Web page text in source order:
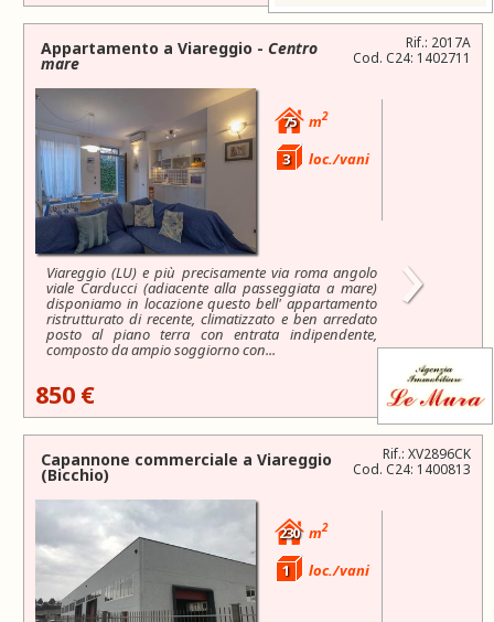
Rif.: 2017A
Cod. C24: 1402711
Appartamento a Viareggio - Centro
mare
75 m2
3 loc./vani
Viareggio (LU) e più precisamente via roma angolo
viale Carducci (adiacente alla passeggiata a mare)
disponiamo in locazione questo bell' appartamento
ristrutturato di recente, climatizzato e ben arredato
posto al piano terra con entrata indipendente,
composto da ampio soggiorno con...
›
850 €
Rif.: XV2896CK
Cod. C24: 1400813
Capannone commerciale a Viareggio
(Bicchio)
230 m2
1 loc./vani